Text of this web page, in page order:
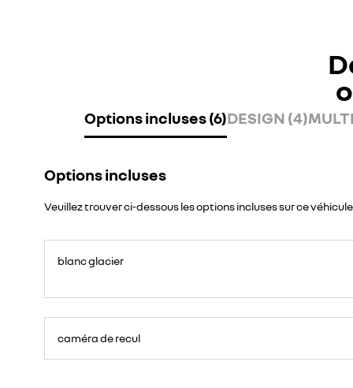
Options incluses (6)DESIGN (4)
Options incluses
Veuillez trouver ci-dessous les options incluses sur ce véhicule
blanc glacier
caméra de recul